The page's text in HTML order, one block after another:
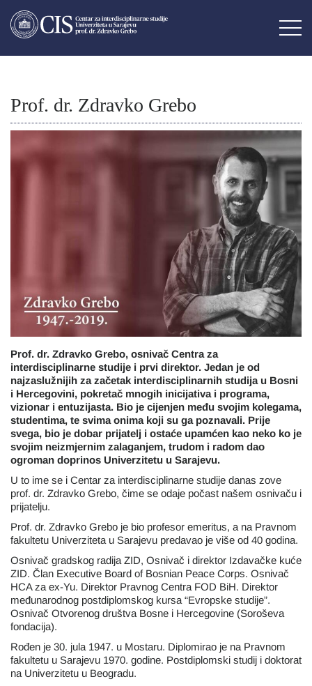
Prof. dr. Zdravko Grebo
Prof. dr. Zdravko Grebo, osnivač Centra za
interdisciplinarne studije i prvi direktor. Jedan je od
najzaslužnijih za začetak interdisciplinarnih studija u Bosni
i Hercegovini, pokretač mnogih inicijativa i programa,
vizionar i entuzijasta. Bio je cijenjen među svojim kolegama,
studentima, te svima onima koji su ga poznavali. Prije
svega, bio je dobar prijatelj i ostaće upamćen kao neko ko je
svojim neizmjernim zalaganjem, trudom i radom dao
ogroman doprinos Univerzitetu u Sarajevu.
U to ime se i Centar za interdisciplinarne studije danas zove
prof. dr. Zdravko Grebo, čime se odaje počast našem osnivaču i
prijatelju.
Prof. dr. Zdravko Grebo je bio profesor emeritus, a na Pravnom
fakultetu Univerziteta u Sarajevu predavao je više od 40 godina.
Osnivač gradskog radija ZID, Osnivač i direktor Izdavačke kuće
ZID. Član Executive Board of Bosnian Peace Corps. Osnivač
HCA za ex-Yu. Direktor Pravnog Centra FOD BiH. Direktor
međunarodnog postdiplomskog kursa “Evropske studije”.
Osnivač Otvorenog društva Bosne i Hercegovine (Soroševa
fondacija).
Rođen je 30. jula 1947. u Mostaru. Diplomirao je na Pravnom
fakultetu u Sarajevu 1970. godine. Postdiplomski studij i doktorat
na Univerzitetu u Beogradu.